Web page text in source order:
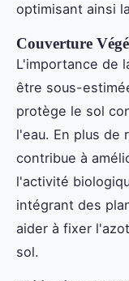
optimisant ainsi
Couverture
L'importance de
être sous-
protège le sol
l'eau. En plus de
contribue à
l'activité
intégrant des
aider à fixer
sol.